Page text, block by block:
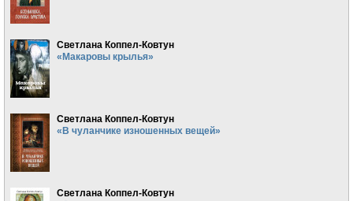
Светлана Коппел-Ковтун
«Макаровы крылья»
Светлана Коппел-Ковтун
«В чуланчике изношенных вещей»
Светлана Коппел-Ковтун